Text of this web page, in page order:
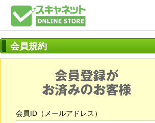
会員規約
会員ID（メールアドレス）